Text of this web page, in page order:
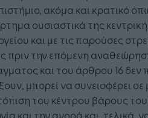
ακόμα και κρατικό
ουσιαστικά της
και με τις παρούσες
πριν την επόμενη
και του άρθρου 16 δεν
μπορεί να συνεισφέρει σε
του κέντρου βάρους
και την αγορά και, τελικά,
Η